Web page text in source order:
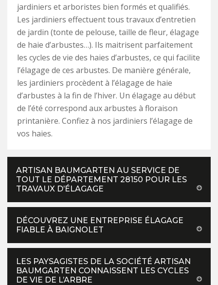
jardiniers et arboristes bien formés et qualifiés.
Les jardiniers effectuent tous travaux d’entretien
de jardin (tonte de pelouse, taille de fleur, élagage
de haie d’arbustes…). Ils maitrisent parfaitement
les cycles de vie des haies d’arbustes, ce qui facilite
l’élagage de ces arbustes. De manière générale,
les jardiniers procèdent à l’élagage de haie
d’arbustes à la fin de l’hiver. Un élagage au début
de l’été correspond aux arbustes à floraison
printanière. Confiez à nos jardiniers l’élagage de
vos haies.
ARTISAN BAUMGARTEN AU SERVICE DE
TOUT LE DÉPARTEMENT 28150 POUR LES
TRAVAUX D’ÉLAGAGE
DÉCOUVREZ UNE ENTREPRISE ÉLAGAGE
FIABLE À BAIGNOLET
LES PAYSAGISTES DE LA SOCIÉTÉ ARTISAN
BAUMGARTEN CONNAISSENT LES CYCLES
DE VIE DE L’ARBRE